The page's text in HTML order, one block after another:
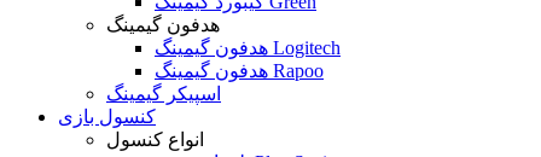
هدفون گیمینگ
هدفون گیمینگ Logitech
هدفون گیمینگ Rapoo
اسپیکر گیمینگ
کنسول بازی
انواع کنسول